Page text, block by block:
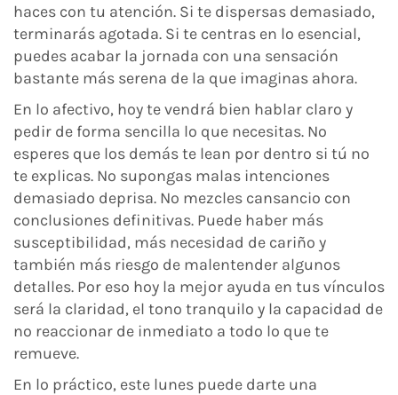
haces con tu atención. Si te dispersas demasiado,
terminarás agotada. Si te centras en lo esencial,
puedes acabar la jornada con una sensación
bastante más serena de la que imaginas ahora.
En lo afectivo, hoy te vendrá bien hablar claro y
pedir de forma sencilla lo que necesitas. No
esperes que los demás te lean por dentro si tú no
te explicas. No supongas malas intenciones
demasiado deprisa. No mezcles cansancio con
conclusiones definitivas. Puede haber más
susceptibilidad, más necesidad de cariño y
también más riesgo de malentender algunos
detalles. Por eso hoy la mejor ayuda en tus vínculos
será la claridad, el tono tranquilo y la capacidad de
no reaccionar de inmediato a todo lo que te
remueve.
En lo práctico, este lunes puede darte una